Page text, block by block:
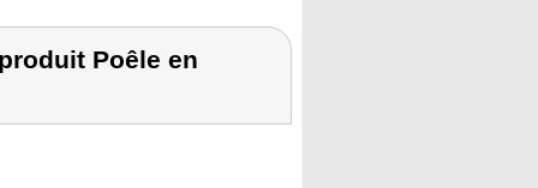
Poêle en